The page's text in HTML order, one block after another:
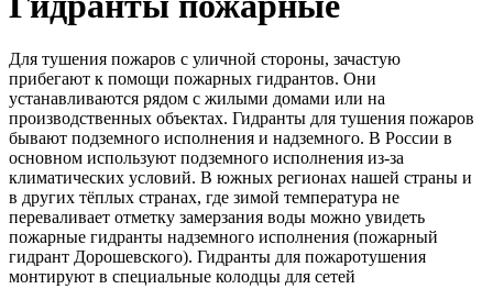
Для тушения пожаров с уличной стороны, зачастую
прибегают к помощи пожарных гидрантов. Они
устанавливаются рядом с жилыми домами или на
производственных объектах. Гидранты для тушения пожаров
бывают подземного исполнения и надземного. В России в
основном используют подземного исполнения из-за
климатических условий. В южных регионах нашей страны и
в других тёплых странах, где зимой температура не
переваливает отметку замерзания воды можно увидеть
пожарные гидранты надземного исполнения (пожарный
гидрант Дорошевского). Гидранты для пожаротушения
монтируют в специальные колодцы для сетей